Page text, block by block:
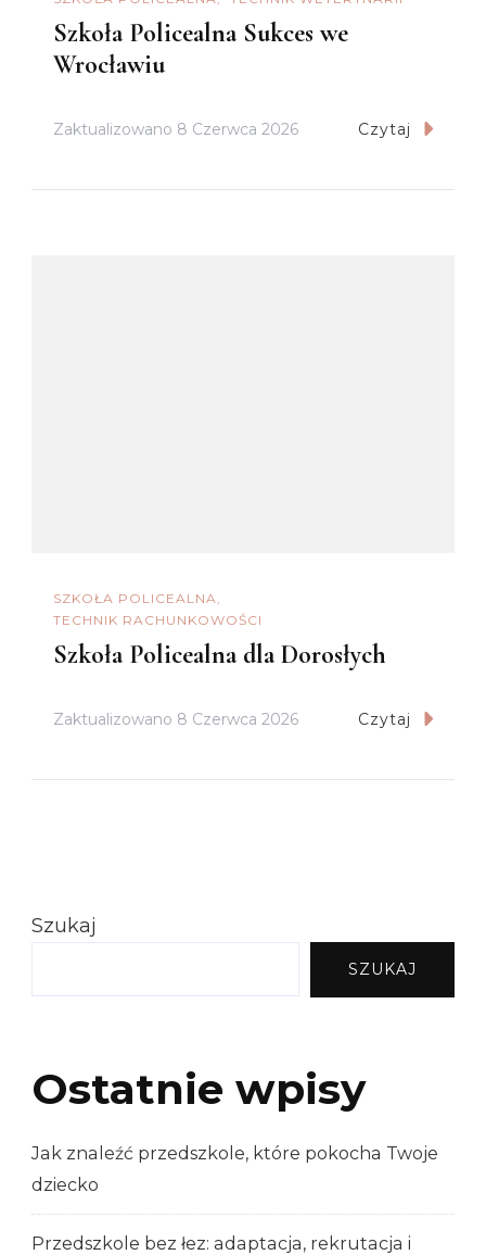
Szkoła Policealna Sukces we
Wrocławiu
Zaktualizowano 8 Czerwca 2026 Czytaj
SZKOŁA POLICEALNA
TECHNIK RACHUNKOWOŚCI
Szkoła Policealna dla Dorosłych
Zaktualizowano 8 Czerwca 2026 Czytaj
Szukaj
SZUKAJ
Ostatnie wpisy
Jak znaleźć przedszkole, które pokocha Twoje
dziecko
Przedszkole bez łez: adaptacja, rekrutacja i